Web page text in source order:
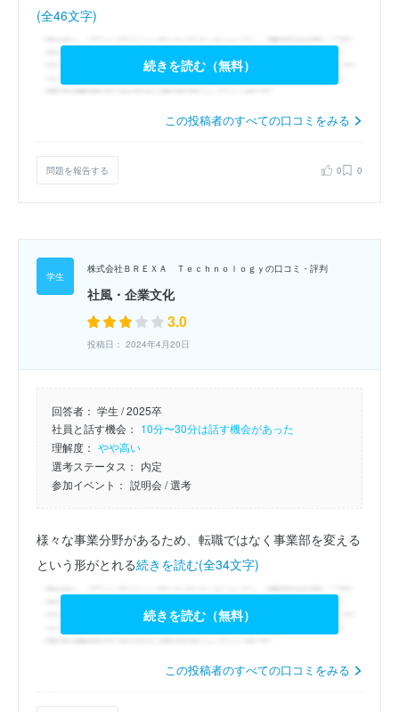
(全46文字)
続きを読む（無料）
この投稿者のすべての口コミをみる
問題を報告する 0 0
株式会社ＢＲＥＸＡ Ｔｅｃｈｎｏｌｏｇｙの口コミ・評判
社風・企業文化
3.0
投稿日： 2024年4月20日
回答者： 学生 / 2025卒
社員と話す機会： 10分〜30分は話す機会があった
理解度： やや高い
選考ステータス： 内定
参加イベント： 説明会/ 選考
様々な事業分野があるため、転職ではなく事業部を変える
という形がとれる続きを読む(全34文字)
続きを読む（無料）
この投稿者のすべての口コミをみる